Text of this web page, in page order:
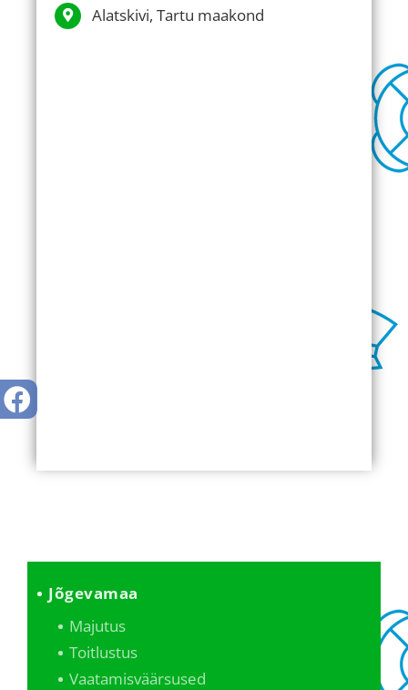
Alatskivi, Tartu maakond
Jõgevamaa
Majutus
Toitlustus
Vaatamisväärsused